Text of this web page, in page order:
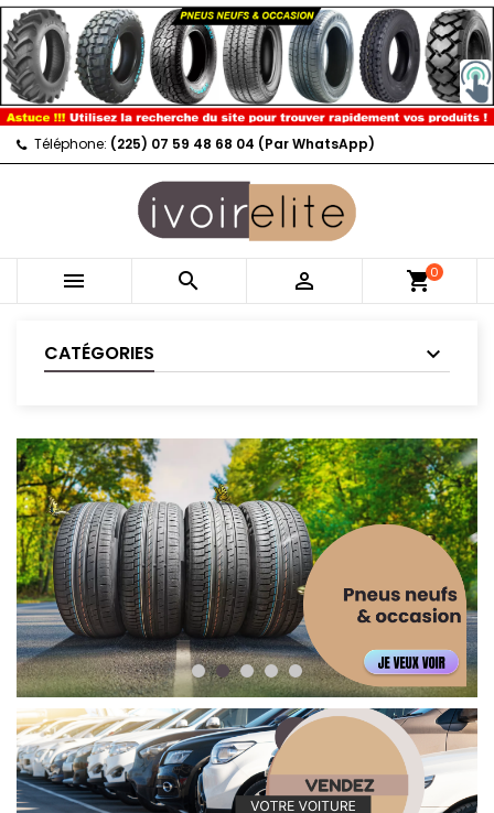
Téléphone: (225) 07 59 48 68 04 (Par WhatsApp)
   shopping_cart0
CATÉGORIES